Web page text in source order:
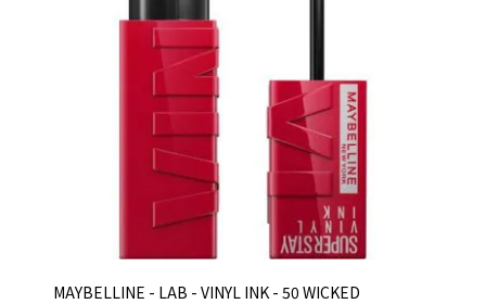
MAYBELLINE - LAB - VINYL INK - 50 WICKED